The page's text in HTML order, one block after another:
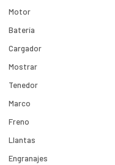
Motor
Batería
Cargador
Mostrar
Tenedor
Marco
Freno
Llantas
Engranajes